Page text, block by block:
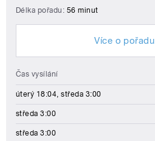
Délka pořadu: 56 minut
Více o pořadu
Čas vysílání
úterý 18:04, středa 3:00
středa 3:00
středa 3:00